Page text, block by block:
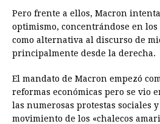
Pero frente a ellos, Macron
optimismo, concentrándose en
como alternativa al discurso de
principalmente desde la derecha.
El mandato de Macron empezó
reformas económicas pero se vio
las numerosas protestas sociales
movimiento de los «chalecos